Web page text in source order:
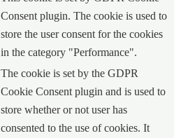
Consent plugin. The cookie is used to
store the user consent for the cookies
in the category "Performance".
The cookie is set by the GDPR
Cookie Consent plugin and is used to
store whether or not user has
consented to the use of cookies. It